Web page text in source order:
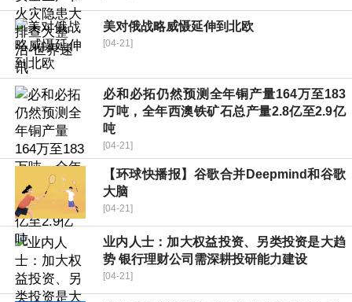
美对俄战略威慑延伸到北欧
[04-21]
必和必拓仍然预测全年铜产量164万至183
万吨，全年西澳铁矿石总产量2.8亿至2.9亿
吨
[04-21]
【环球快播报】谷歌合并Deepmind和谷歌
大脑
[04-21]
业内人士：加大权益投资、另类投资是大趋
势 银行理财公司需深耕投研能力建设
[04-21]